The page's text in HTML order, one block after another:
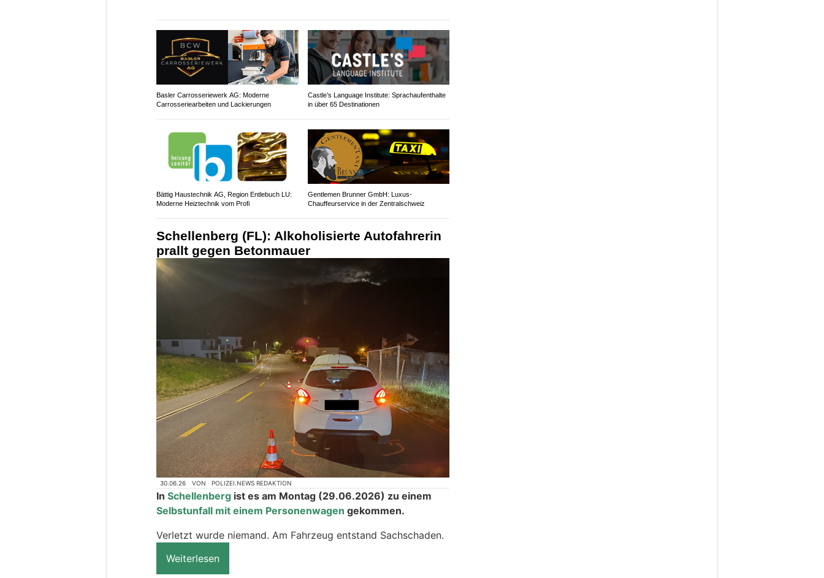
Basler Carrosseriewerk AG: Moderne
Carrosseriearbeiten und Lackierungen
Castle’s Language Institute: Sprachaufenthalte
in über 65 Destinationen
Bättig Haustechnik AG, Region Entlebuch LU:
Moderne Heiztechnik vom Profi
Gentlemen Brunner GmbH: Luxus-
Chauffeurservice in der Zentralschweiz
Schellenberg (FL): Alkoholisierte Autofahrerin
prallt gegen Betonmauer
30.06.26 VON POLIZEI.NEWS REDAKTION
In Schellenberg ist es am Montag (29.06.2026) zu einem
Selbstunfall mit einem Personenwagen gekommen.
Verletzt wurde niemand. Am Fahrzeug entstand Sachschaden.
Weiterlesen